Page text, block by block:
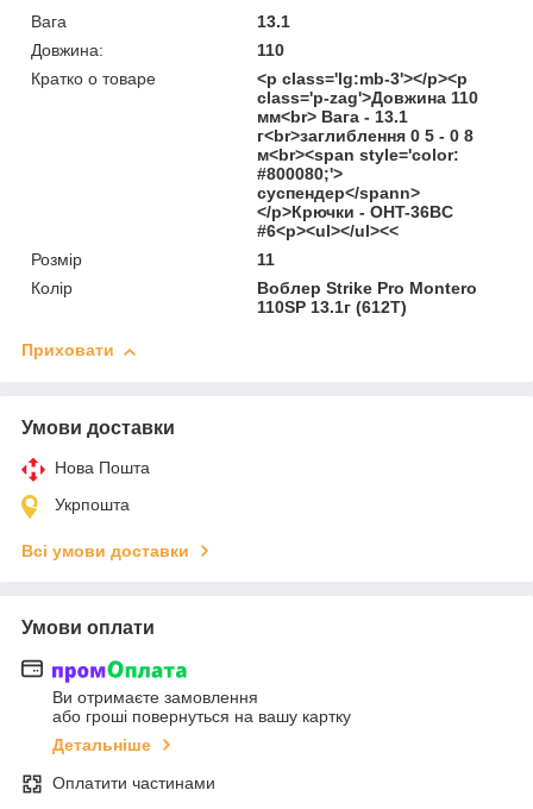
Вага
13.1
Довжина:
110
Кратко о товаре
<p class='lg:mb-3'></p><p
class='p-zag'>Довжина 110
мм<br> Вага - 13.1
г<br>заглиблення 0 5 - 0 8
м<br><span style='color:
#800080;'>
суспендер</spann>
</p>Крючки - OHT-36BC
#6<p><ul></ul><<
Розмір
11
Колір
Воблер Strike Pro Montero
110SP 13.1г (612T)
Приховати
Умови доставки
Нова Пошта
Укрпошта
Всі умови доставки
Умови оплати
Ви отримаєте замовлення
або гроші повернуться на вашу картку
Детальніше
Оплатити частинами